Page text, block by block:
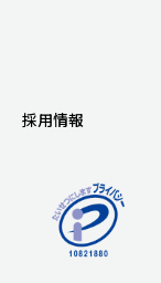
採用情報